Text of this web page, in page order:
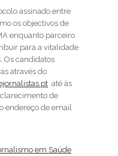
assinado entre
os objectivos de
enquanto parceiro
para a vitalidade
Os candidatos
através do
até às
de
endereço de email
em Saúde